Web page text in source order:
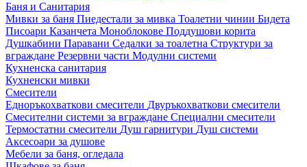
Баня и Санитария
Мивки за баня Пиедестали за мивка Тоалетни чинии Бидета
Писоари Казанчета Моноблокове Поддушови корита
Душкабини Паравани Седалки за тоалетна Структури за
вграждане Резервни части Модулни системи
Кухненска санитария
Кухненски мивки
Смесители
Едноръкохваткови смесители Двуръкохваткови смесители
Смесителни системи за вграждане Специални смесители
Термостатни смесители Душ гарнитури Душ системи
Аксесоари за душове
Мебели за баня, огледала